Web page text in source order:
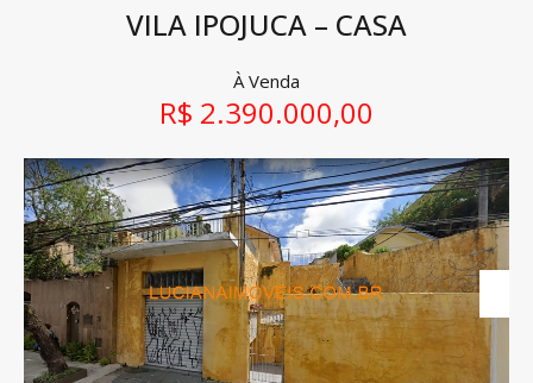
VILA IPOJUCA – CASA
À Venda
R$ 2.390.000,00